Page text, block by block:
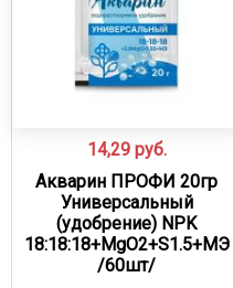
14,29 руб.
Акварин ПРОФИ 20гр
Универсальный
(удобрение) NPK
18:18:18+MgO2+S1.5+МЭ
/60шт/